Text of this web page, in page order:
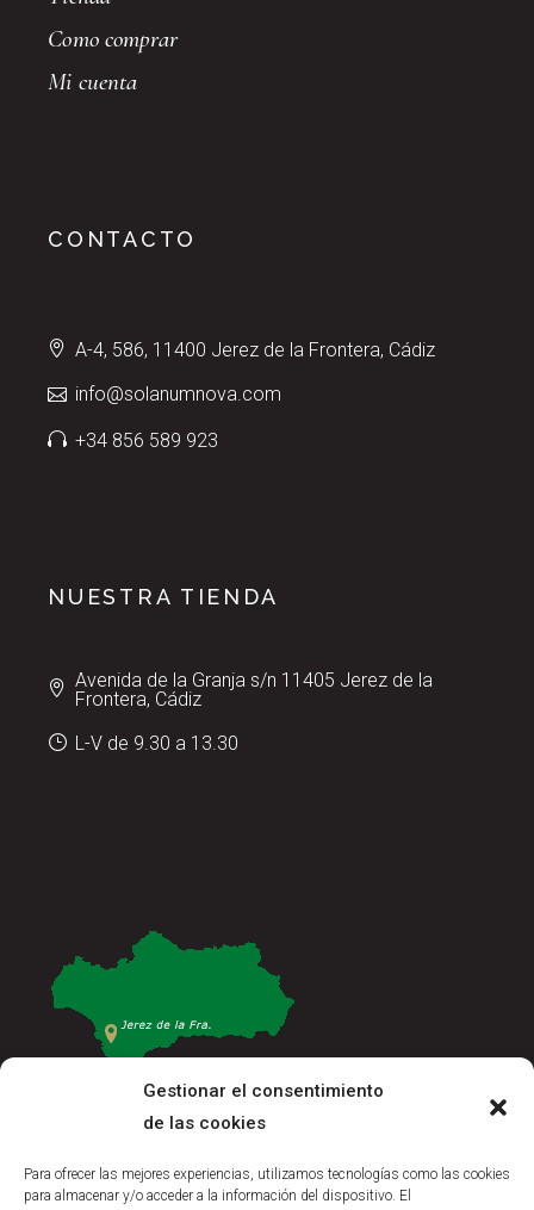
Gestionar el consentimiento
de las cookies
Para ofrecer las mejores experiencias, utilizamos tecnologías como las cookies
para almacenar y/o acceder a la información del dispositivo. El
Como comprar
Mi cuenta
CONTACTO
A-4, 586, 11400 Jerez de la Frontera, Cádiz
info@solanumnova.com
+34 856 589 923
NUESTRA TIENDA
Avenida de la Granja s/n 11405 Jerez de la
Frontera, Cádiz
L-V de 9.30 a 13.30